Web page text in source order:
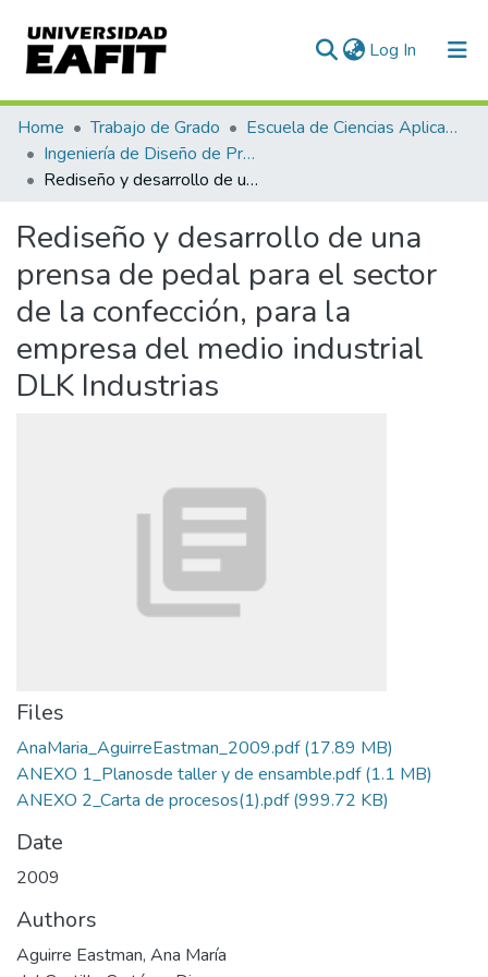
Log In (current)
Communities & Collections
All of DSpace
Home Trabajo de Grado
Escuela de Ciencias Aplicadas e Ingeniería
Ingeniería de Diseño de Producto (trabajo de grado)
Rediseño y desarrollo de una prensa de pedal para el sector de la confección, para la empresa del medio industrial DLK Industrias
Rediseño y desarrollo de una
prensa de pedal para el sector
de la confección, para la
empresa del medio industrial
DLK Industrias
Files
AnaMaria_AguirreEastman_2009.pdf(17.89 MB)
ANEXO 1_Planosde taller y de ensamble.pdf(1.1 MB)
ANEXO 2_Carta de procesos(1).pdf(999.72 KB)
Date
2009
Authors
Aguirre Eastman, Ana María